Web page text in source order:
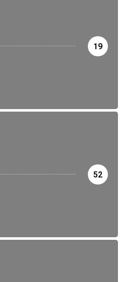
19
52